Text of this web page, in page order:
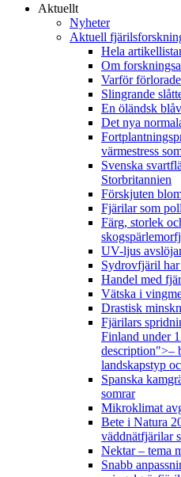
Aktuellt
Nyheter
Aktuell
Hela
Om
Varför
Slingrande
En öländsk
Det nya
värmestress
Svenska
Storbritannien
Förskjuten
Fjärilar som
Färg, storlek
UV-ljus
Sydrovfjäril
Handel med
Vätska i
Drastisk
Fjärilars
Finland under
description">–
landskapstyp
Spanska
somrar
Mikroklimat
Bete i Natura
väddnätfjärilar
Nektar – tema
Snabb